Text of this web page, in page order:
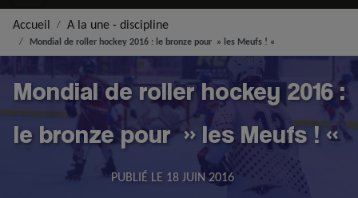
Accueil A la une - discipline
Mondial de roller hockey 2016 : le bronze pour » les Meufs ! «
Mondial de roller hockey 2016 :
le bronze pour » les Meufs ! «
PUBLIÉ LE 18 JUIN 2016